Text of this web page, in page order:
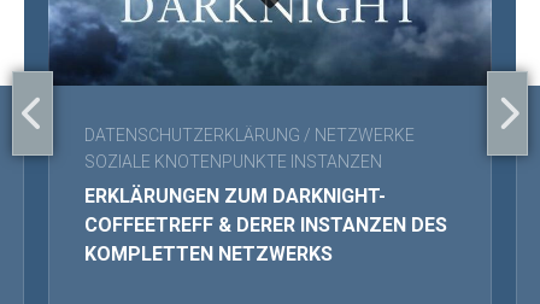
DATENSCHUTZERKLÄRUNG / NETZWERKE
SOZIALE KNOTENPUNKTE INSTANZEN
ERKLÄRUNGEN ZUM DARKNIGHT-
COFFEETREFF & DERER INSTANZEN DES
KOMPLETTEN NETZWERKS